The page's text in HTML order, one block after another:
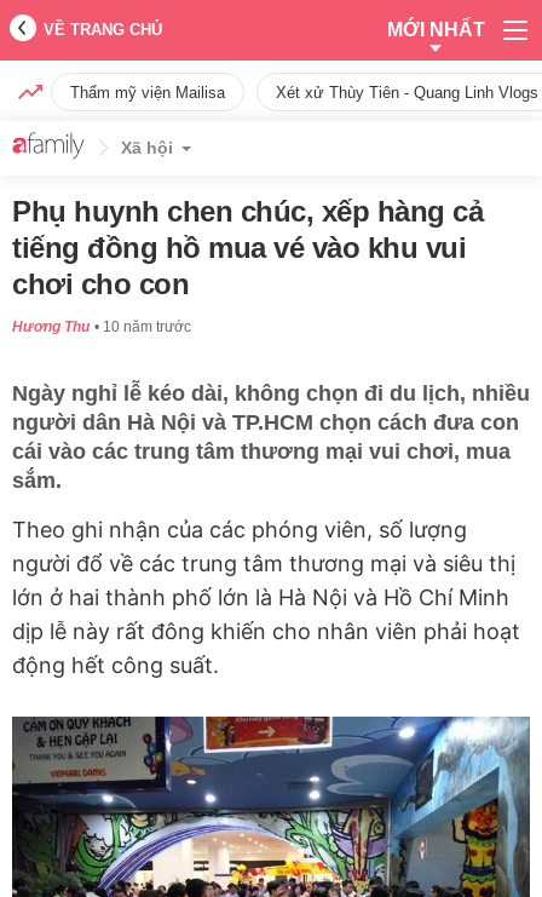
VỀ TRANG CHỦ MỚI NHẤT
Thẩm mỹ viện Mailisa Xét xử Thùy Tiên - Quang Linh
Xã hội
Phụ huynh chen chúc, xếp hàng cả
tiếng đồng hồ mua vé vào khu vui
chơi cho con
Hương Thu 10 năm trước
Ngày nghỉ lễ kéo dài, không chọn đi du lịch, nhiều
người dân Hà Nội và TP.HCM chọn cách đưa con
cái vào các trung tâm thương mại vui chơi, mua
sắm.
Theo ghi nhận của các phóng viên, số lượng
người đổ về các trung tâm thương mại và siêu thị
lớn ở hai thành phố lớn là Hà Nội và Hồ Chí Minh
dịp lễ này rất đông khiến cho nhân viên phải hoạt
động hết công suất.